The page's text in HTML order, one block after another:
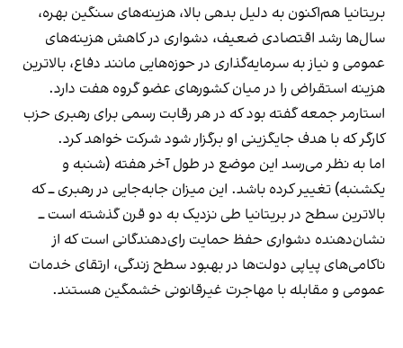
بریتانیا هم‌اکنون به دلیل بدهی بالا، هزینه‌های سنگین بهره،
سال‌ها رشد اقتصادی ضعیف، دشواری در کاهش هزینه‌های
عمومی و نیاز به سرمایه‌گذاری در حوزه‌هایی مانند دفاع، بالاترین
هزینه استقراض را در میان کشورهای عضو گروه هفت دارد.
استارمر جمعه گفته بود که در هر رقابت رسمی برای رهبری حزب
کارگر که با هدف جایگزینی او برگزار شود شرکت خواهد کرد.
اما به نظر می‌رسد این موضع در طول آخر هفته (شنبه و
یکشنبه) تغییر کرده باشد. این میزان جابه‌جایی در رهبری ــ که
بالاترین سطح در بریتانیا طی نزدیک به دو قرن گذشته است ــ
نشان‌دهنده دشواری حفظ حمایت رای‌دهندگانی است که از
ناکامی‌های پیاپی دولت‌ها در بهبود سطح زندگی، ارتقای خدمات
عمومی و مقابله با مهاجرت غیرقانونی خشمگین هستند.